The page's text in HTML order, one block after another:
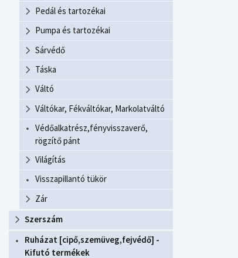
Pedál és tartozékai
Pumpa és tartozékai
Sárvédő
Táska
Váltó
Váltókar, Fékváltókar, Markolatváltó
Védőalkatrész,fényvisszaverő,
rögzítő pánt
Világítás
Visszapillantó tükör
Zár
Szerszám
Ruházat [cipő,szemüveg,fejvédő] -
Kifutó termékek